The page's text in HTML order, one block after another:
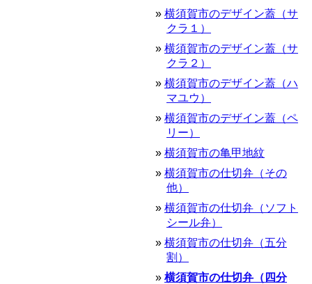
横須賀市のデザイン蓋（サ
クラ１）
横須賀市のデザイン蓋（サ
クラ２）
横須賀市のデザイン蓋（ハ
マユウ）
横須賀市のデザイン蓋（ペ
リー）
横須賀市の亀甲地紋
横須賀市の仕切弁（その
他）
横須賀市の仕切弁（ソフト
シール弁）
横須賀市の仕切弁（五分
割）
横須賀市の仕切弁（四分